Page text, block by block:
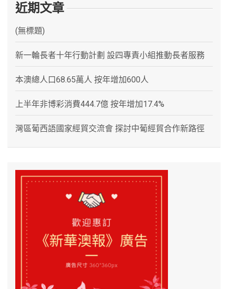
近期文章
(無標題)
新一輪長者十年行動計劃 設四專責小組推動長者服務
本澳總人口68.65萬人 按年增加600人
上半年非博彩消費444.7億 按年增加17.4%
灣區葡西語國家經貿交流會 探討中葡經貿合作新路徑